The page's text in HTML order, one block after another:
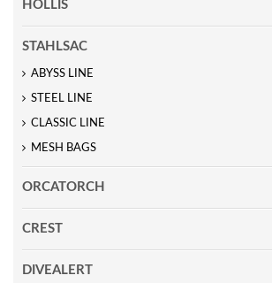
HOLLIS
STAHLSAC
ABYSS LINE
STEEL LINE
CLASSIC LINE
MESH BAGS
ORCATORCH
CREST
DIVEALERT